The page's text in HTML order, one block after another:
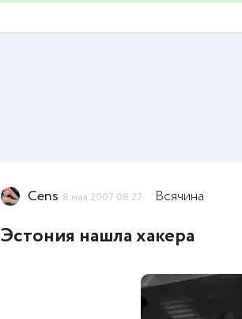
Cens 8 мая 2007 08:27 Всячина
Эстония нашла хакера